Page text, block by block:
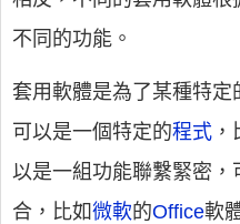
不同的功能。
套用軟體是為了某種特
可以是一個特定的程式
以是一組功能聯繫緊密
合，比如微軟的Office軟